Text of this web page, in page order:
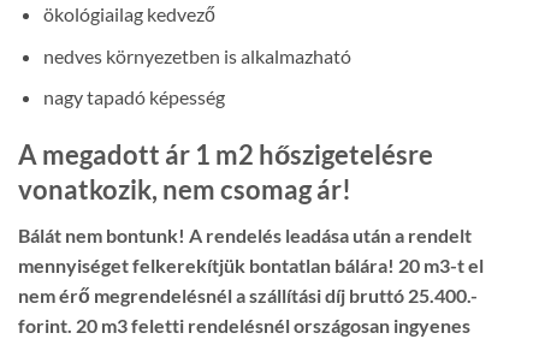
ökológiailag kedvező
nedves környezetben is alkalmazható
nagy tapadó képesség
A megadott ár 1 m2 hőszigetelésre
vonatkozik, nem csomag ár!
Bálát nem bontunk! A rendelés leadása után a rendelt
mennyiséget felkerekítjük bontatlan bálára! 20 m3-t el
nem érő megrendelésnél a szállítási díj bruttó 25.400.-
forint. 20 m3 feletti rendelésnél országosan ingyenes